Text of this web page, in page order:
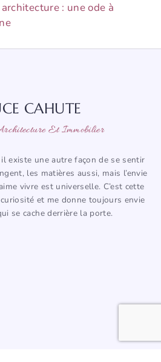
: une ode à
CAHUTE
Et Immobilier
existe une autre façon de se sentir
les matières aussi, mais l’envie
vivre est universelle. C’est cette
et me donne toujours envie
se cache derrière la porte.